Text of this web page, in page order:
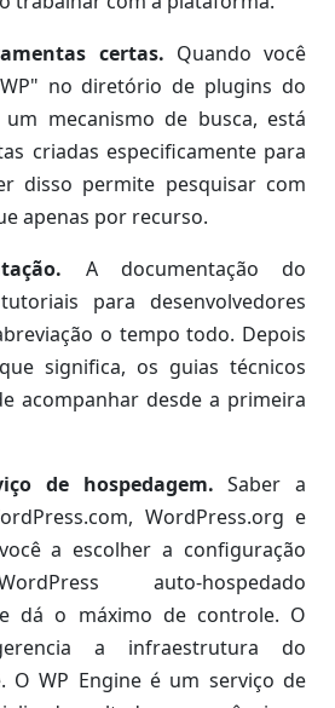
certas. Quando você
no diretório de plugins do
mecanismo de busca, está
criadas especificamente para
disso permite pesquisar com
apenas por recurso.
A documentação do
para desenvolvedores
o tempo todo. Depois
significa, os guias técnicos
acompanhar desde a primeira
de hospedagem. Saber a
WordPress.org e
a escolher a configuração
auto-hospedado
dá o máximo de controle. O
a infraestrutura do
O WP Engine é um serviço de